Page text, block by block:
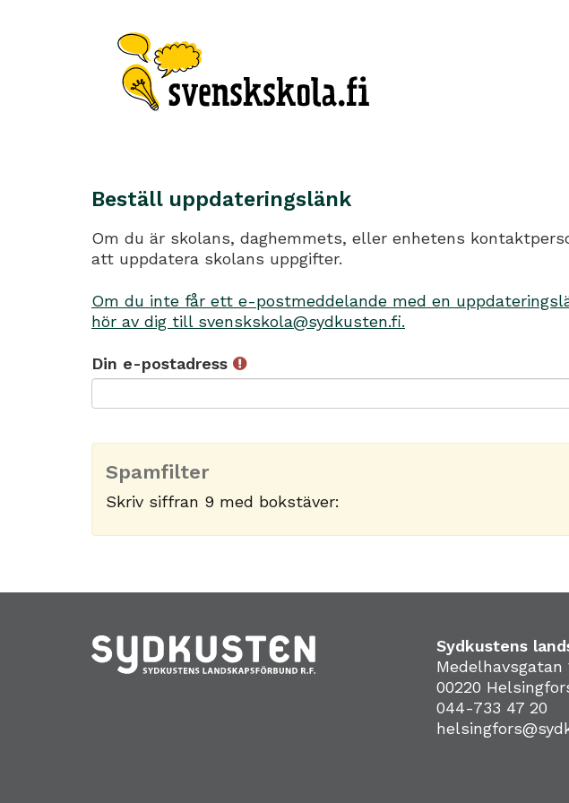
Beställ uppdateringslänk
Om du är skolans, daghemmets, eller enhetens
att uppdatera skolans uppgifter.
Om du inte får ett e-postmeddelande med en
hör av dig till svenskskola@sydkusten.fi.
Din e-postadress
Spamfilter
Skriv siffran 9 med bokstäver:
Sydkustens
Medelhavsgatan
00220
044-733 47 20